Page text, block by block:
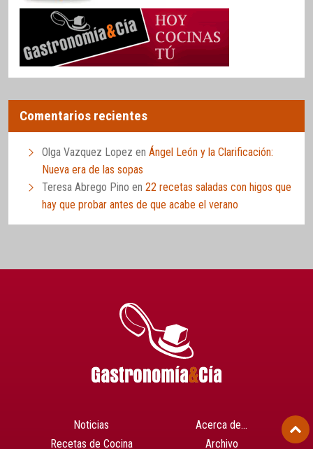
Comentarios recientes
Olga Vazquez Lopez en Ángel León y la Clarificación:
Nueva era de las sopas
Teresa Abrego Pino en 22 recetas saladas con higos que
hay que probar antes de que acabe el verano
Noticias
Recetas de Cocina
Acerca de…
Archivo